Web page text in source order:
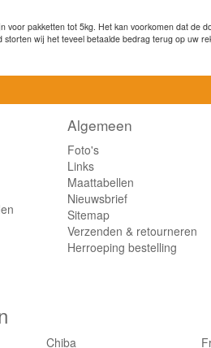
voor pakketten tot 5kg. Het kan voorkomen dat de
wij het teveel betaalde bedrag terug op uw
Algemeen
Foto's
Links
Maattabellen
Nieuwsbrief
Sitemap
Verzenden & retourneren
Herroeping bestelling
Chiba